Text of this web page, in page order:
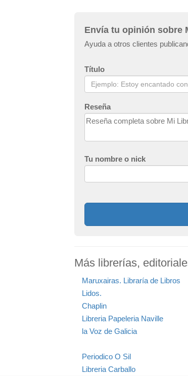
Envía tu opinión sobre
Ayuda a otros clientes
Título
Reseña
Tu nombre o nick
Más librerías,
Maruxairas. Libraría de Libros
Lidos.
Chaplin
Libreria Papeleria Naville
la Voz de Galicia
Periodico O Sil
Libreria Carballo